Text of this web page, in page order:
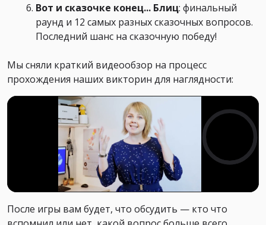
Вот и сказочке конец... Блиц: финальный
раунд и 12 самых разных сказочных вопросов.
Последний шанс на сказочную победу!
Мы сняли краткий видеообзор на процесс
прохождения наших викторин для наглядности:
После игры вам будет, что обсудить — кто что